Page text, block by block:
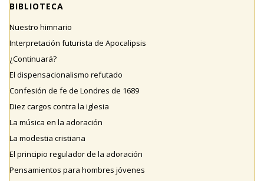
BIBLIOTECA
Nuestro himnario
Interpretación futurista de Apocalipsis
¿Continuará?
El dispensacionalismo refutado
Confesión de fe de Londres de 1689
Diez cargos contra la iglesia
La música en la adoración
La modestia cristiana
El principio regulador de la adoración
Pensamientos para hombres jóvenes